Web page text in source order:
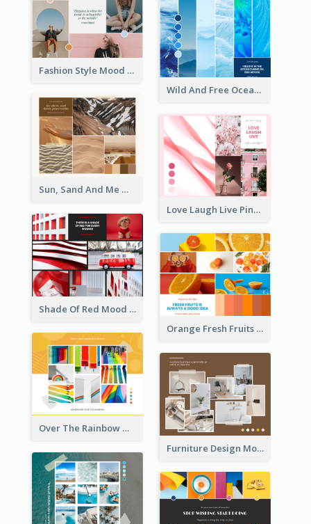
Fashion Style Mood Board
Wild And Free Ocean Mood Board
Sun, Sand And Me Mood Board
Love Laugh Live Pink Mood Board
Shade Of Red Mood Board
Orange Fresh Fruits Mood Board
Over The Rainbow Mood Board
Furniture Design Mood Board